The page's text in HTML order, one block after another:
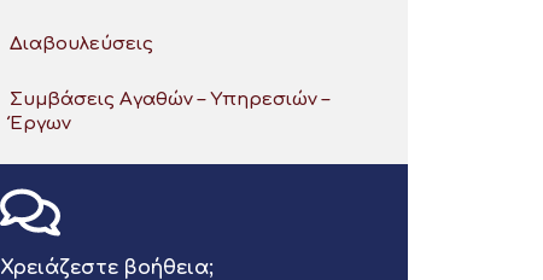
Διαβουλεύσεις
Συμβάσεις Αγαθών – Υπηρεσιών –
Έργων
Χρειάζεστε βοήθεια;